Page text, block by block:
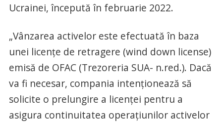
Ucrainei, începută în februarie 2022.
„Vânzarea activelor este efectuată în baza
unei licențe de retragere (wind down license)
emisă de OFAC (Trezoreria SUA- n.red.). Dacă
va fi necesar, compania intenționează să
solicite o prelungire a licenței pentru a
asigura continuitatea operațiunilor activelor